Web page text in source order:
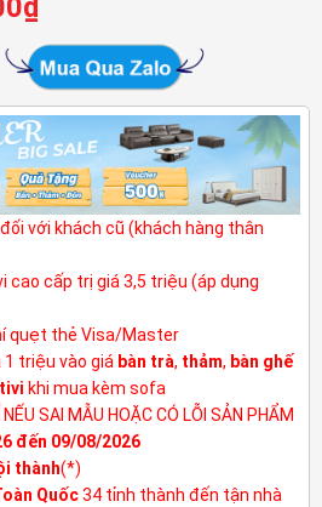
₫
với khách cũ (khách hàng thân
cao cấp trị giá 3,5 triệu (áp dụng
quẹt thẻ Visa/Master
1 triệu vào giá bàn trà, thảm, bàn ghế
khi mua kèm sofa
SAI MẪU HOẶC CÓ LỖI SẢN PHẨM
đến 09/08/2026
thành(*)
Quốc34 tỉnh thành đến tận nhà